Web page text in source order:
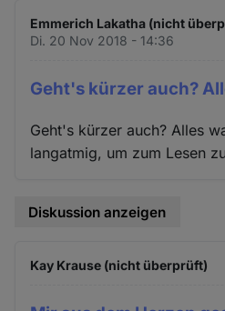
Emmerich Lakatha (nicht
Di. 20 Nov 2018 - 14:36
Geht's kürzer auch?
Geht's kürzer auch? Alles
langatmig, um zum Lesen
Diskussion anzeigen
Kay Krause (nicht überprüft)